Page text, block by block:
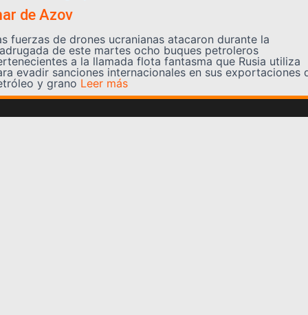
de Azov
fuerzas de drones ucranianas atacaron durante la
de este martes ocho buques petroleros
a la llamada flota fantasma que Rusia utiliza
evadir sanciones internacionales en sus exportaciones
y grano Leer más